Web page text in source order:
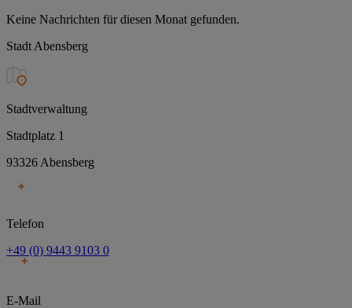
Keine Nachrichten für diesen Monat gefunden.
Stadt Abensberg
Stadtverwaltung
Stadtplatz 1
93326 Abensberg
Telefon
+49 (0) 9443 9103 0
E-Mail